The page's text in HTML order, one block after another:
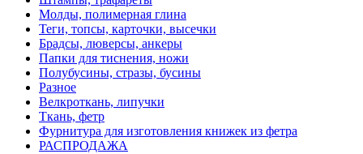
Молды, полимерная глина
Теги, топсы, карточки, высечки
Брадсы, люверсы, анкеры
Папки для тиснения, ножи
Полубусины, стразы, бусины
Разное
Велкроткань, липучки
Ткань, фетр
Фурнитура для изготовления книжек из фетра
РАСПРОДАЖА